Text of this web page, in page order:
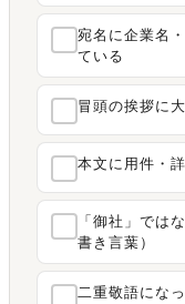
宛名に企業名
ている
冒頭の挨拶に
本文に用件・
「御社」では
書き言葉）
二重敬語にな